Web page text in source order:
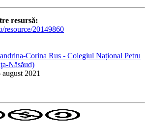
resursă:
resource/20149860
Corina Rus - Colegiul Național Petru
Năsăud)
august 2021